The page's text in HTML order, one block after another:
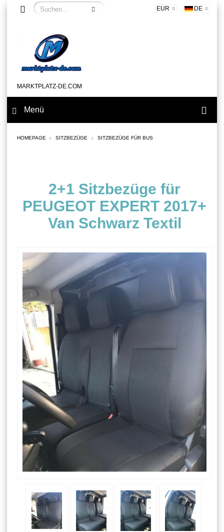
EUR DE
MARKTPLATZ-DE.COM
Menü
HOMEPAGE SITZBEZÜGE SITZBEZÜGE FÜR BUS
2+1 Sitzbezüge für
PEUGEOT EXPERT 2017+
Van Schwarz Textil